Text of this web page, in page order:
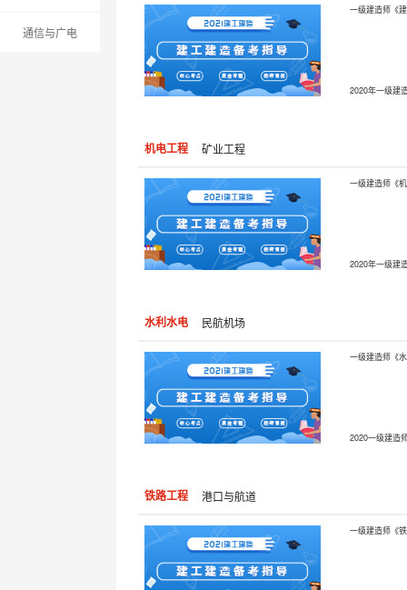
通信与广电
机电工程 矿业工程
水利水电 民航机场
铁路工程 港口与航道